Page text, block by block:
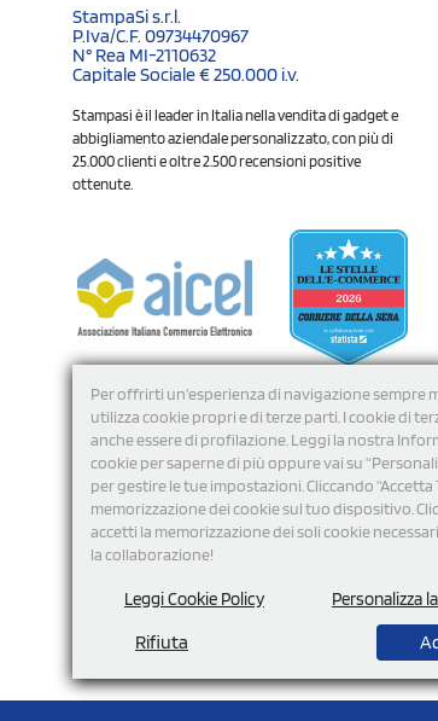
Per offrirti un'esperienza di navigazione sempre
utilizza cookie propri e di terze parti. I cookie di
anche essere di profilazione. Leggi la nostra
cookie per saperne di più oppure vai su
per gestire le tue impostazioni. Cliccando
memorizzazione dei cookie sul tuo dispositivo.
accetti la memorizzazione dei soli cookie
la collaborazione!
Leggi Cookie Policy Personalizza
Rifiuta
StampaSi s.r.l.
P.Iva/C.F. 09734470967
N° Rea MI-2110632
Capitale Sociale € 250.000 i.v.
Stampasi è il leader in Italia nella vendita di gadget e
abbigliamento aziendale personalizzato, con più di
25.000 clienti e oltre 2.500 recensioni positive
ottenute.
Seguici